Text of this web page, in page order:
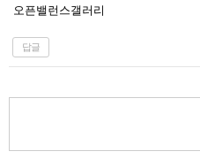
오픈밸런스갤러리
답글